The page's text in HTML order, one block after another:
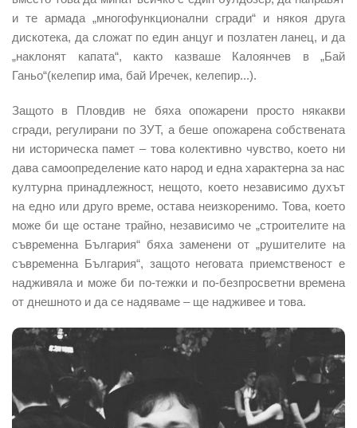
и те армада „многофункционални сгради“ и някоя друга
дискотека, да сложат по един анцуг и позлатен ланец, и да
„наклонят капата“, както казваше Калоянчев в „Бай
Ганьо“(келепир има, бай Иречек, келепир...).
Защото в Пловдив не бяха опожарени просто някакви
сгради, регулирани по ЗУТ, а беше опожарена собствената
ни историческа памет – това колективно чувство, което ни
дава самоопределение като народ и една характерна за нас
културна принадлежност, нещото, което независимо духът
на едно или друго време, остава неизкоренимо. Това, което
може би ще остане трайно, независимо че „строителите на
съвременна България“ бяха заменени от „рушителите на
съвременна България“, защото неговата приемственост е
надживяла и може би по-тежки и по-безпросветни времена
от днешното и да се надяваме – ще надживее и това.